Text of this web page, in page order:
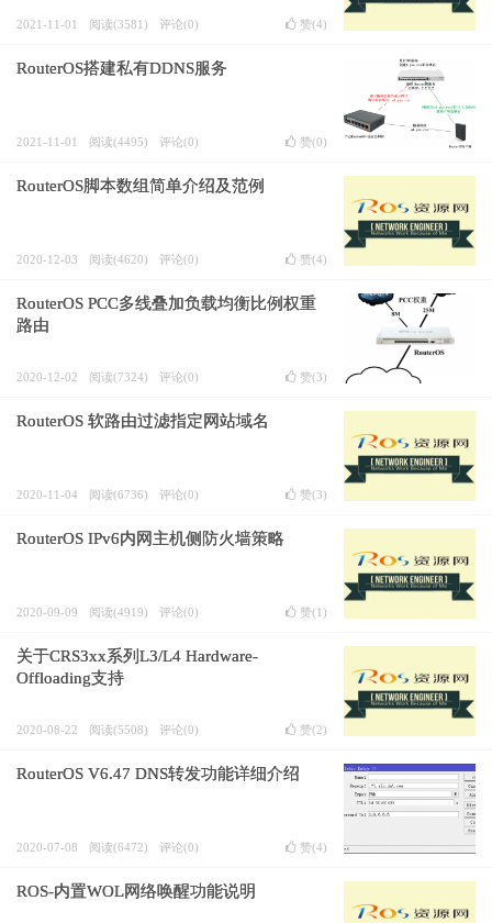
2021-11-01 阅读(3581) 评论(0) 赞(4)
RouterOS搭建私有DDNS服务
2021-11-01 阅读(4495) 评论(0) 赞(0)
RouterOS脚本数组简单介绍及范例
2020-12-03 阅读(4620) 评论(0) 赞(4)
RouterOS PCC多线叠加负载均衡比例权重
路由
2020-12-02 阅读(7324) 评论(0) 赞(3)
RouterOS 软路由过滤指定网站域名
2020-11-04 阅读(6736) 评论(0) 赞(3)
RouterOS IPv6内网主机侧防火墙策略
2020-09-09 阅读(4919) 评论(0) 赞(1 )
关于CRS3xx系列L3/L4 Hardware-
Offloading支持
2020-08-22 阅读(5508) 评论(0) 赞(2)
RouterOS V6.47 DNS转发功能详细介绍
2020-07-08 阅读(6472) 评论(0) 赞(4)
ROS-内置WOL网络唤醒功能说明